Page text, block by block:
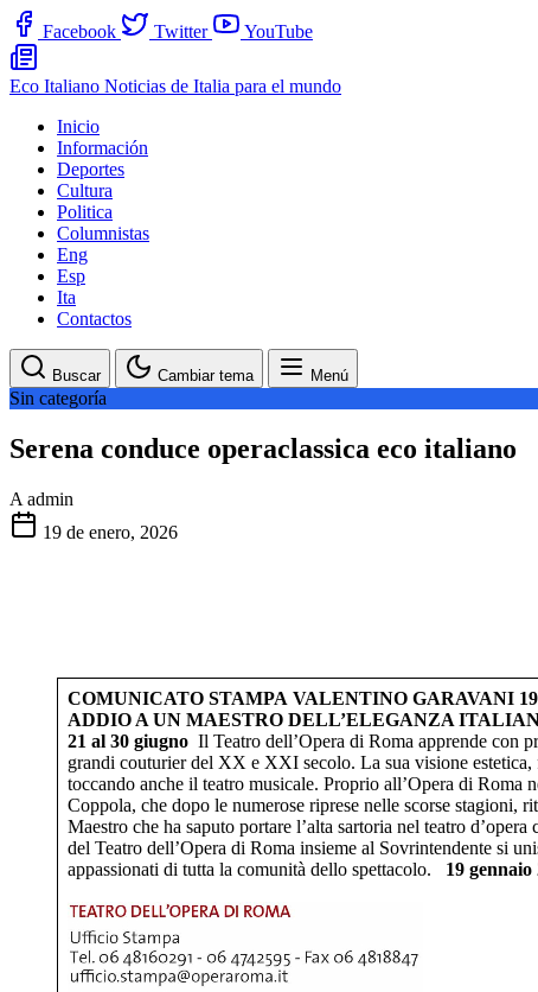
Facebook Twitter YouTube
Eco Italiano Noticias de Italia para el mundo
Inicio
Información
Deportes
Cultura
Politica
Columnistas
Eng
Esp
Ita
Contactos
Buscar Cambiar tema Menú
Sin categoría
Serena conduce operaclassica eco italiano
A admin
19 de enero, 2026
COMUNICATO STAMPA VALENTINO GARAVANI
ADDIO A UN MAESTRO DELL’ELEGANZA
21 al 30 giugno Il Teatro dell’Opera di Roma apprende con
grandi couturier del XX e XXI secolo. La sua visione estetica,
toccando anche il teatro musicale. Proprio all’Opera di Roma
Coppola, che dopo le numerose riprese nelle scorse stagioni,
Maestro che ha saputo portare l’alta sartoria nel teatro
del Teatro dell’Opera di Roma insieme al Sovrintendente si
appassionati di tutta la comunità dello spettacolo. 19 gennaio